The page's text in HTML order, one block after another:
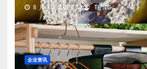
8 月 10, 2026 TENG
企业资讯